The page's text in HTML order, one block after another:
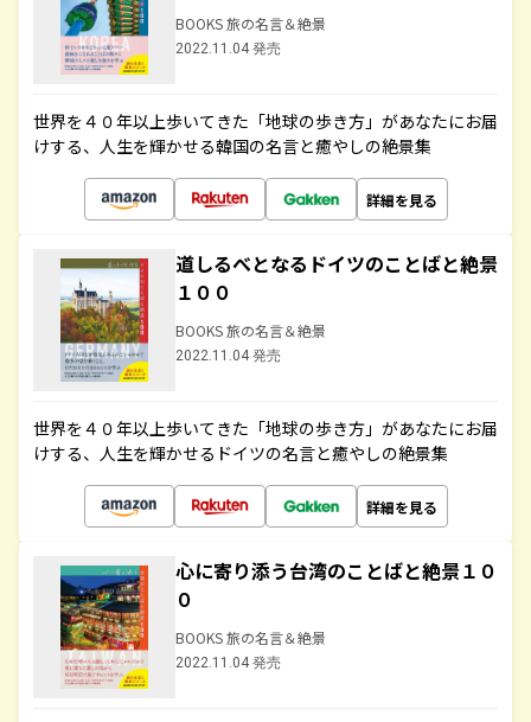
BOOKS 旅の名言＆絶景
2022.11.04 発売
世界を４０年以上歩いてきた「地球の歩き方」があなたにお届
けする、人生を輝かせる韓国の名言と癒やしの絶景集
詳細を見る
道しるべとなるドイツのことばと絶景
１００
BOOKS 旅の名言＆絶景
2022.11.04 発売
世界を４０年以上歩いてきた「地球の歩き方」があなたにお届
けする、人生を輝かせるドイツの名言と癒やしの絶景集
詳細を見る
心に寄り添う台湾のことばと絶景１０
０
BOOKS 旅の名言＆絶景
2022.11.04 発売